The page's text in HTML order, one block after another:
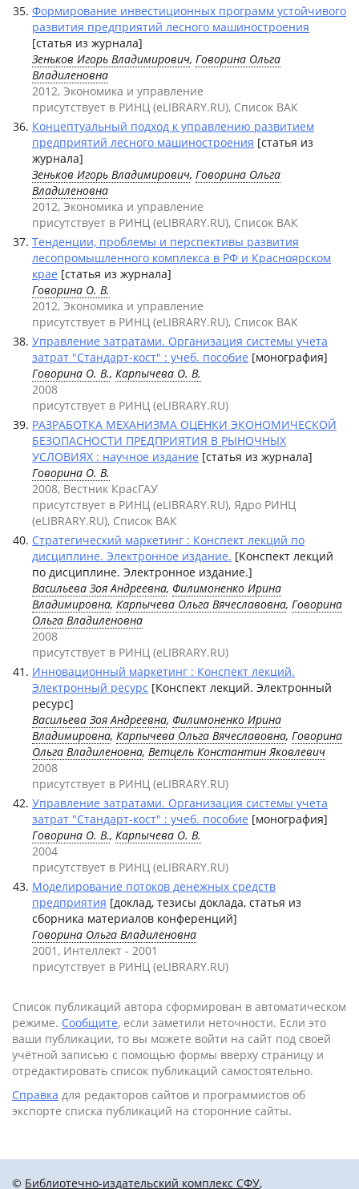
Формирование инвестиционных программ устойчивого
развития предприятий лесного машиностроения
[статья из журнала]
Зеньков Игорь Владимирович, Говорина Ольга
Владиленовна
2012, Экономика и управление
присутствует в РИНЦ (eLIBRARY.RU), Список ВАК
Концептуальный подход к управлению развитием
предприятий лесного машиностроения [статья из
журнала]
Зеньков Игорь Владимирович, Говорина Ольга
Владиленовна
2012, Экономика и управление
присутствует в РИНЦ (eLIBRARY.RU), Список ВАК
Тенденции, проблемы и перспективы развития
лесопромышленного комплекса в РФ и Красноярском
крае [статья из журнала]
Говорина О. В.
2012, Экономика и управление
присутствует в РИНЦ (eLIBRARY.RU), Список ВАК
Управление затратами. Организация системы учета
затрат "Стандарт-кост" : учеб. пособие [монография]
Говорина О. В., Карпычева О. В.
2008
присутствует в РИНЦ (eLIBRARY.RU)
РАЗРАБОТКА МЕХАНИЗМА ОЦЕНКИ ЭКОНОМИЧЕСКОЙ
БЕЗОПАСНОСТИ ПРЕДПРИЯТИЯ В РЫНОЧНЫХ
УСЛОВИЯХ : научное издание [статья из журнала]
Говорина О. В.
2008, Вестник КрасГАУ
присутствует в РИНЦ (eLIBRARY.RU), Ядро РИНЦ
(eLIBRARY.RU), Список ВАК
Стратегический маркетинг : Конспект лекций по
дисциплине. Электронное издание. [Конспект лекций
по дисциплине. Электронное издание.]
Васильева Зоя Андреевна, Филимоненко Ирина
Владимировна, Карпычева Ольга Вячеславовна, Говорина
Ольга Владиленовна
2008
присутствует в РИНЦ (eLIBRARY.RU)
Инновационный маркетинг : Конспект лекций.
Электронный ресурс [Конспект лекций. Электронный
ресурс]
Васильева Зоя Андреевна, Филимоненко Ирина
Владимировна, Карпычева Ольга Вячеславовна, Говорина
Ольга Владиленовна, Ветцель Константин Яковлевич
2008
присутствует в РИНЦ (eLIBRARY.RU)
Управление затратами. Организация системы учета
затрат "Стандарт-кост" : учеб. пособие [монография]
Говорина О. В., Карпычева О. В.
2004
присутствует в РИНЦ (eLIBRARY.RU)
Моделирование потоков денежных средств
предприятия [доклад, тезисы доклада, статья из
сборника материалов конференций]
Говорина Ольга Владиленовна
2001, Интеллект - 2001
присутствует в РИНЦ (eLIBRARY.RU)
Список публикаций автора сформирован в автоматическом
режиме. Сообщите, если заметили неточности. Если это
ваши публикации, то вы можете войти на сайт под своей
учётной записью с помощью формы вверху страницу и
отредактировать список публикаций самостоятельно.
Справка для редакторов сайтов и программистов об
экспорте списка публикаций на сторонние сайты.
© Библиотечно-издательский комплекс СФУ,